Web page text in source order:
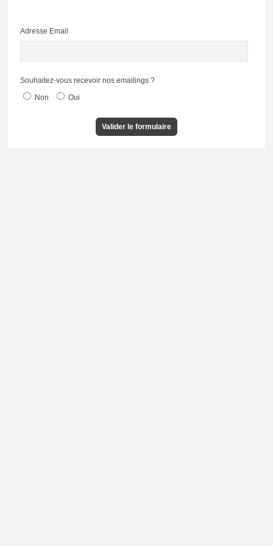
Adresse Email
Souhaitez-vous recevoir nos emailings ?
Non
Oui
Valider le formulaire